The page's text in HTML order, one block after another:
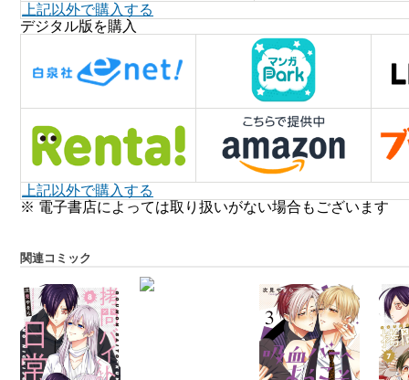
上記以外で購入する
デジタル版を購入
上記以外で購入する
※ 電子書店によっては取り扱いがない場合もございます
関連コミック